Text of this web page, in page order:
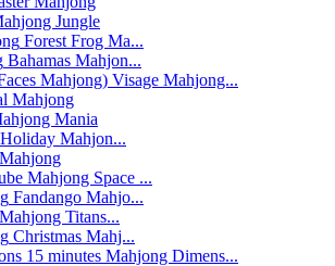
Jungle
Forest Frog Ma...
Bahamas Mahjon...
Visage Mahjong...
Mahjong
Mania
Holiday Mahjon...
Mahjong Space ...
Fandango Mahjo...
Mahjong Titans...
Christmas Mahj...
Mahjong Dimens...